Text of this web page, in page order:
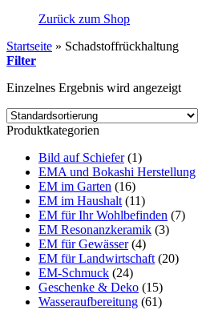
Zurück zum Shop
Startseite » Schadstoffrückhaltung
Filter
Einzelnes Ergebnis wird angezeigt
Produktkategorien
Bild auf Schiefer (1)
EMA und Bokashi Herstellung
EM im Garten (16)
EM im Haushalt (11)
EM für Ihr Wohlbefinden (7)
EM Resonanzkeramik (3)
EM für Gewässer (4)
EM für Landwirtschaft (20)
EM-Schmuck (24)
Geschenke & Deko (15)
Wasseraufbereitung (61)